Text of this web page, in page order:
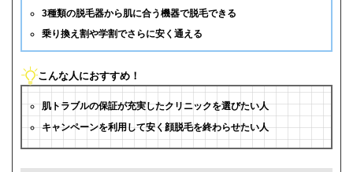
3種類の脱毛器から肌に合う機器で脱毛できる
乗り換え割や学割でさらに安く通える
こんな人におすすめ！
肌トラブルの保証が充実したクリニックを選びたい人
キャンペーンを利用して安く顔脱毛を終わらせたい人